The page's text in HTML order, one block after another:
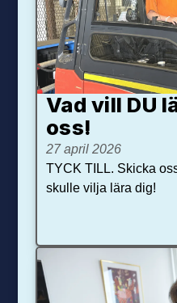
Vad vill DU
oss!
27 april 2026
TYCK TILL. Skicka
skulle vilja lära dig!